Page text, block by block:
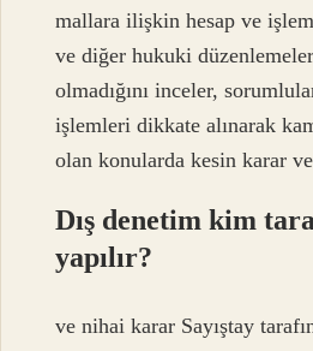
mallara ilişkin hesap ve
ve diğer hukuki
olmadığını inceler,
işlemleri dikkate alınarak
olan konularda kesin karar
Dış denetim kim
yapılır?
ve nihai karar Sayıştay